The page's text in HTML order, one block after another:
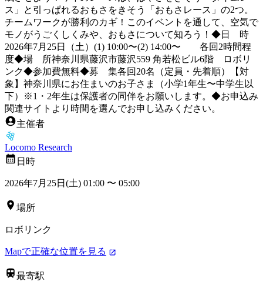
ス」と引っぱれるおもさをきそう「おもさレース」の2つ。
チームワークが勝利のカギ！このイベントを通して、空気で
モノがうごくしくみや、おもさについて知ろう！◆日 時
2026年7月25日（土）(1) 10:00〜(2) 14:00〜 各回2時間程
度◆場 所神奈川県藤沢市藤沢559 角若松ビル6階 ロボリ
ンク◆参加費無料◆募 集各回20名（定員・先着順）【対
象】神奈川県にお住まいのお子さま（小学1年生〜中学生以
下）※1・2年生は保護者の同伴をお願いします。◆お申込み
関連サイトより時間を選んでお申し込みください。
主催者
Locomo Research
日時
2026年7月25日(土) 01:00 〜 05:00
場所
ロボリンク
Mapで正確な位置を見る
最寄駅